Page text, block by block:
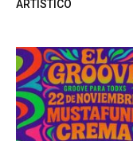
ARTÍSTICO